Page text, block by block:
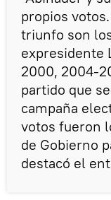
propios
triunfo son
expresidente
2000, 2004-
partido que
campaña
votos fueron
de Gobierno
destacó el